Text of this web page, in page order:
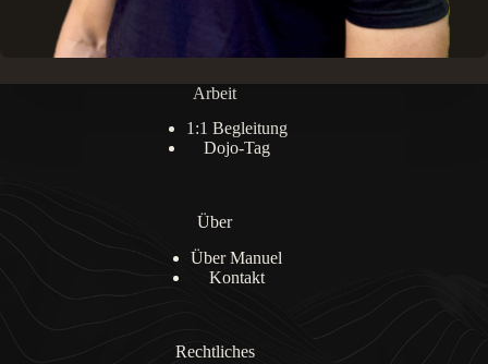
Arbeit
1:1 Begleitung
Dojo-Tag
Über
Über Manuel
Kontakt
Rechtliches